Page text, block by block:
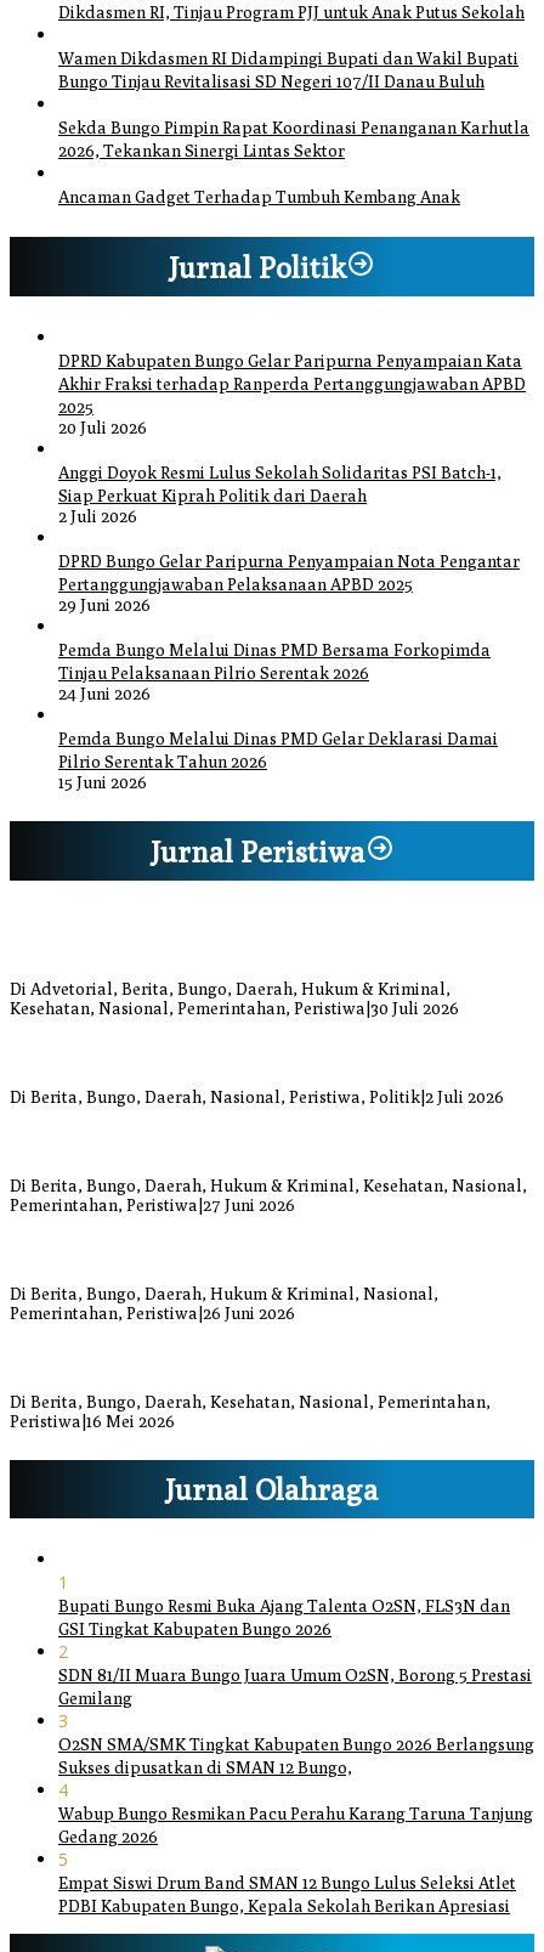
Dikdasmen RI, Tinjau Program PJJ untuk Anak Putus Sekolah
Wamen Dikdasmen RI Didampingi Bupati dan Wakil Bupati
Bungo Tinjau Revitalisasi SD Negeri 107/II Danau Buluh
Sekda Bungo Pimpin Rapat Koordinasi Penanganan Karhutla
2026, Tekankan Sinergi Lintas Sektor
Ancaman Gadget Terhadap Tumbuh Kembang Anak
Jurnal Politik
DPRD Kabupaten Bungo Gelar Paripurna Penyampaian Kata
Akhir Fraksi terhadap Ranperda Pertanggungjawaban APBD
2025
20 Juli 2026
Anggi Doyok Resmi Lulus Sekolah Solidaritas PSI Batch-1,
Siap Perkuat Kiprah Politik dari Daerah
2 Juli 2026
DPRD Bungo Gelar Paripurna Penyampaian Nota Pengantar
Pertanggungjawaban Pelaksanaan APBD 2025
29 Juni 2026
Pemda Bungo Melalui Dinas PMD Bersama Forkopimda
Tinjau Pelaksanaan Pilrio Serentak 2026
24 Juni 2026
Pemda Bungo Melalui Dinas PMD Gelar Deklarasi Damai
Pilrio Serentak Tahun 2026
15 Juni 2026
Jurnal Peristiwa
Di Advetorial, Berita, Bungo, Daerah, Hukum & Kriminal,
Kesehatan, Nasional, Pemerintahan, Peristiwa 30 Juli 2026
Di Berita, Bungo, Daerah, Nasional, Peristiwa, Politik 2 Juli 2026
Di Berita, Bungo, Daerah, Hukum & Kriminal, Kesehatan, Nasional,
Pemerintahan, Peristiwa 27 Juni 2026
Di Berita, Bungo, Daerah, Hukum & Kriminal, Nasional,
Pemerintahan, Peristiwa 26 Juni 2026
Di Berita, Bungo, Daerah, Kesehatan, Nasional, Pemerintahan,
Peristiwa 16 Mei 2026
Jurnal Olahraga
1
Bupati Bungo Resmi Buka Ajang Talenta O2SN, FLS3N dan
GSI Tingkat Kabupaten Bungo 2026
2
SDN 81/II Muara Bungo Juara Umum O2SN, Borong 5 Prestasi
Gemilang
3
O2SN SMA/SMK Tingkat Kabupaten Bungo 2026 Berlangsung
Sukses dipusatkan di SMAN 12 Bungo,
4
Wabup Bungo Resmikan Pacu Perahu Karang Taruna Tanjung
Gedang 2026
5
Empat Siswi Drum Band SMAN 12 Bungo Lulus Seleksi Atlet
PDBI Kabupaten Bungo, Kepala Sekolah Berikan Apresiasi